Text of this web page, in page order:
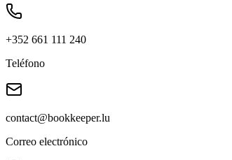
+352 661 111 240
Teléfono
contact@bookkeeper.lu
Correo electrónico